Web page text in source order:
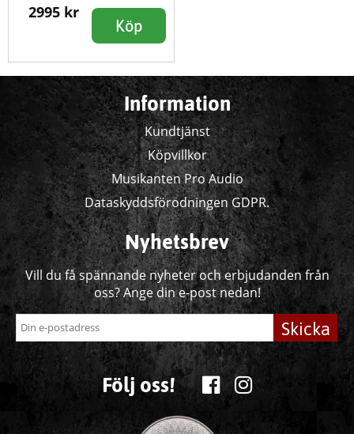
2995 kr
Köp
Information
Kundtjänst
Köpvillkor
Musikanten Pro Audio
Dataskyddsförodningen GDPR.
Nyhetsbrev
Vill du få spännande nyheter och erbjudanden från
oss? Ange din e-post nedan!
Skicka
Följ oss!